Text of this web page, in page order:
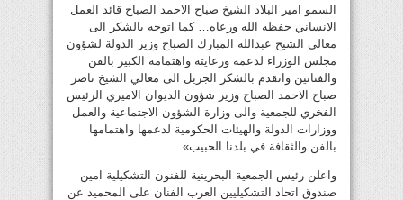
السمو امير البلاد الشيخ صباح الاحمد الصباح قائد العمل
الانساني حفظه الله ورعاه… كما اتوجه بالشكر الى
معالي الشيخ عبدالله المبارك الصباح وزير الدولة لشؤون
مجلس الوزراء لدعمه ورعايته واهتمامه الكبير بالفن
والفنانين واتقدم بالشكر الجزيل الى معالي الشيخ ناصر
صباح الاحمد الصباح وزير شؤون الديوان الاميري الرئيس
الفخري للجمعية والى وزارة الشؤون الاجتماعية والعمل
ووزارات الدولة والهيئات الحكومية لدعمها واهتمامها
بالفن والثقافة في بلدنا الحبيب».
واعلن رئيس الجمعية البحرينية للفنون التشكيلية امين
صندوق اتحاد التشكيليين العرب الفنان على المحميد عن